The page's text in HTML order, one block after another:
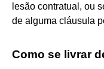
lesão contratual, ou
de alguma cláusula
Como se livrar